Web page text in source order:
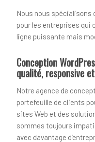
Nous nous spécialisons
pour les entreprises qui
ligne puissante mais
Conception
qualité, responsive
Notre agence de
portefeuille de clients
sites Web et des
sommes toujours
avec davantage